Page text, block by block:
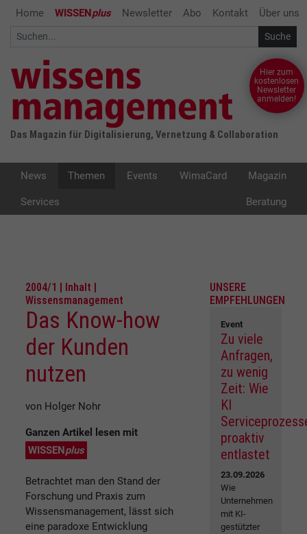
Home WISSENplus Newsletter Abo Kontakt Über uns
Das Magazin für Digitalisierung, Vernetzung & Collaboration
Hier zum
kostenlosen
Newsletter
anmelden!
News Themen Events WimaCard Magazin
Services Beratung
2004/1 | Inhalt |
Wissensmanagement
Das Know-how
der Kunden
nutzen
von Holger Nohr
Ganzen Artikel lesen mit
WISSENplus
Betrachtet man den Stand der
Forschung und Praxis zum
Wissensmanagement, lässt sich
eine paradoxe Entwicklung
UNSERE
EMPFEHLUNGEN
Event
Zu viele
Anfragen,
zu wenig
Zeit: Wie
KI
proaktiv
entlastet
23.09.2026
Wie
Unternehmen
mit KI-
gestützter